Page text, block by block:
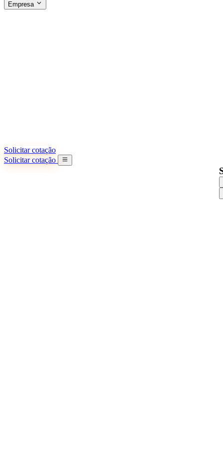
Empresa
SOBRE A SINO SHIPPING
Solicitar cotação
Solicitar cotação